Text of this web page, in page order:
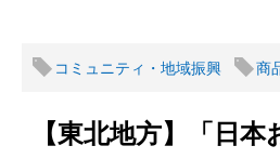
コミュニティ・地域振興 商
【東北地方】「日